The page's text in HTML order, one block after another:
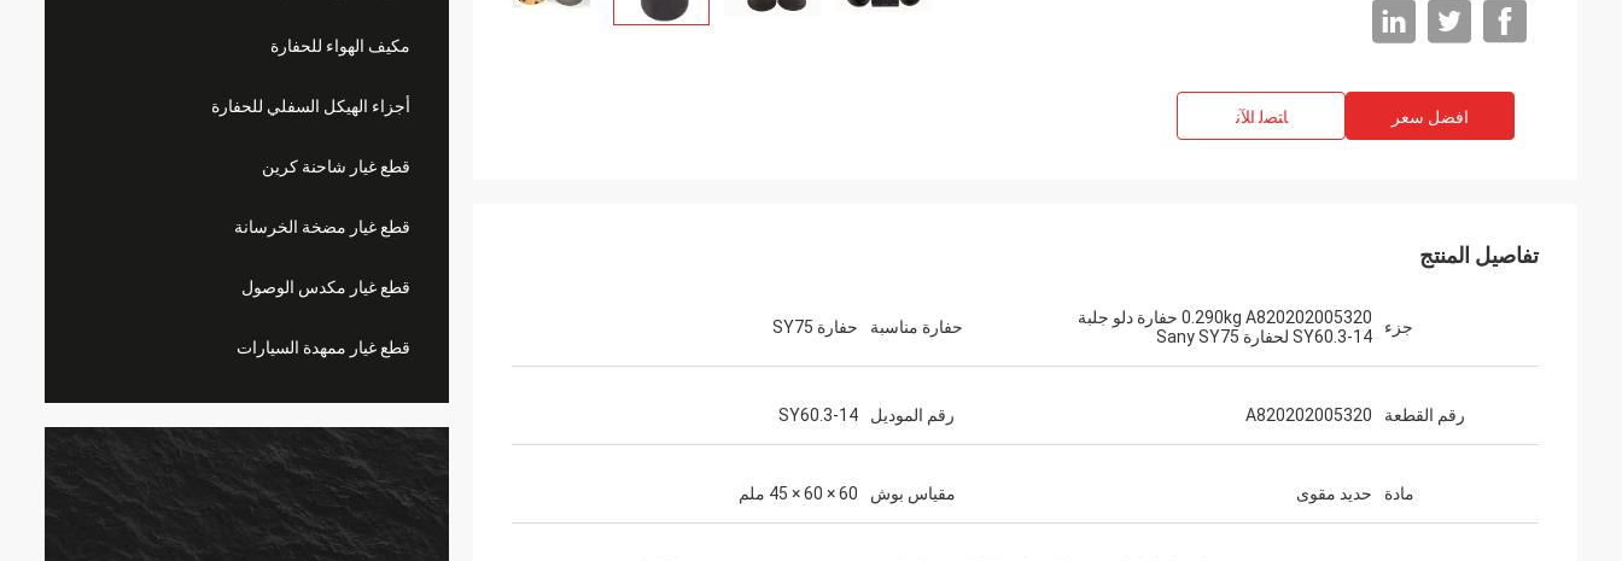
مكيف الهواء للحفارة
أجزاء الهيكل السفلي للحفارة
قطع غيار شاحنة كرين
قطع غيار مضخة الخرسانة
قطع غيار مكدس الوصول
قطع غيار ممهدة السيارات
افضل سعر ﺎﺘﺼﻟ ﺍﻶﻧ
تفاصيل المنتج
جزء
0.290kg A820202005320 حفارة دلو جلبة
SY60.3-14 لحفارة Sany SY75
حفارة مناسبة حفارة SY75
رقم القطعة A820202005320 رقم الموديل SY60.3-14
مادة حديد مقوى مقياس بوش 60 × 60 × 45 ملم